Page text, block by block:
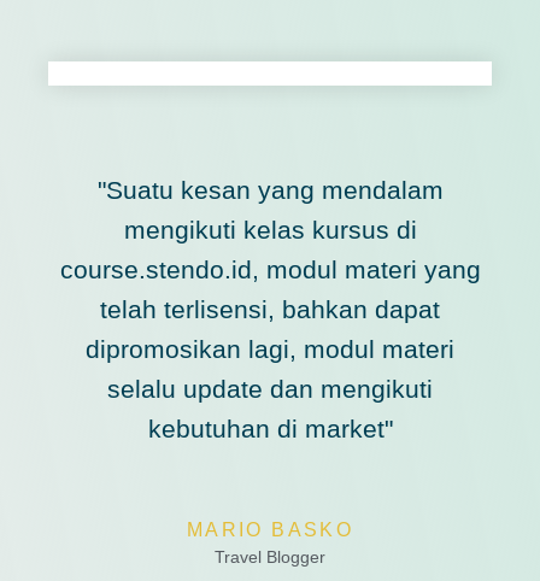
"Suatu kesan yang mendalam
mengikuti kelas kursus di
course.stendo.id, modul materi yang
telah terlisensi, bahkan dapat
dipromosikan lagi, modul materi
selalu update dan mengikuti
kebutuhan di market"
MARIO BASKO
Travel Blogger